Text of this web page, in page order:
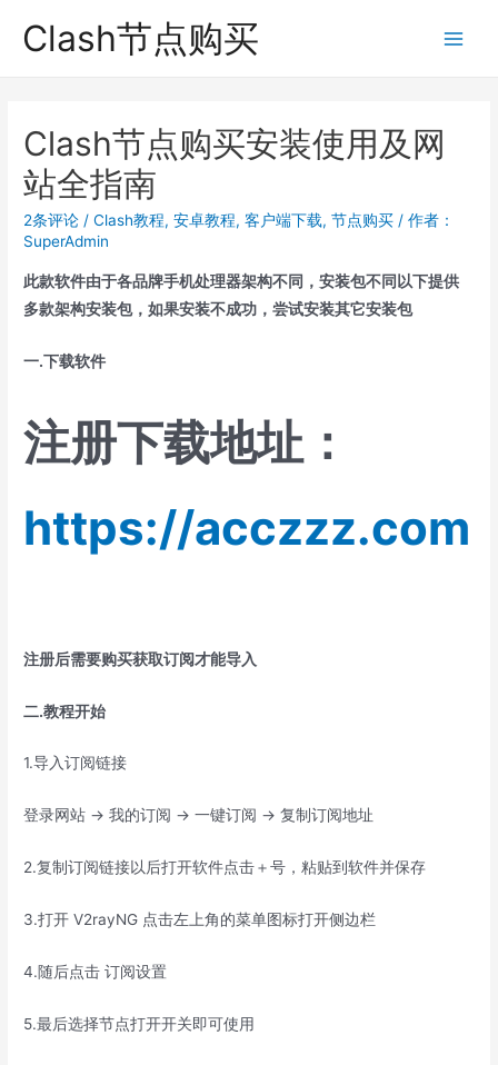
Clash节点购买
Clash节点购买安装使用及网
站全指南
2条评论 /Clash教程,安卓教程,客户端下载,节点购买 / 作者：
SuperAdmin
此款软件由于各品牌手机处理器架构不同，安装包不同以下提供
多款架构安装包，如果安装不成功，尝试安装其它安装包
一.下载软件
注册下载地址：
https://acczzz.com
注册后需要购买获取订阅才能导入
二.教程开始
1.导入订阅链接
登录网站 -> 我的订阅 -> 一键订阅 -> 复制订阅地址
2.复制订阅链接以后打开软件点击＋号，粘贴到软件并保存
3.打开 V2rayNG 点击左上角的菜单图标打开侧边栏
4.随后点击 订阅设置
5.最后选择节点打开开关即可使用